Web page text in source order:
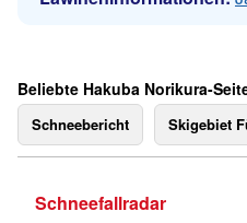
Beliebte Hakuba Norikura-
Schneebericht Skigebiet
Schneefallradar